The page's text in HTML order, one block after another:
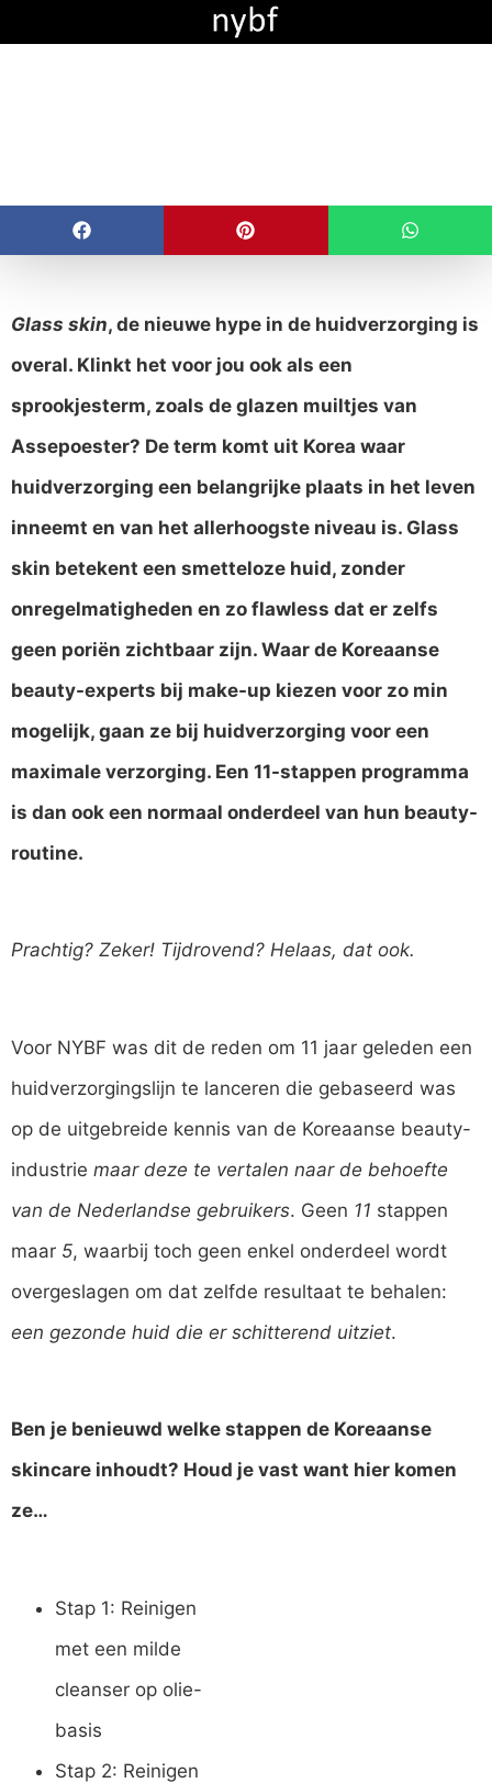
Glass skin, de nieuwe hype in de huidverzorging is
overal. Klinkt het voor jou ook als een
sprookjesterm, zoals de glazen muiltjes van
Assepoester? De term komt uit Korea waar
huidverzorging een belangrijke plaats in het leven
inneemt en van het allerhoogste niveau is. Glass
skin betekent een smetteloze huid, zonder
onregelmatigheden en zo flawless dat er zelfs
geen poriën zichtbaar zijn. Waar de Koreaanse
beauty-experts bij make-up kiezen voor zo min
mogelijk, gaan ze bij huidverzorging voor een
maximale verzorging. Een 11-stappen programma
is dan ook een normaal onderdeel van hun beauty-
routine.
Prachtig? Zeker! Tijdrovend? Helaas, dat ook.
Voor NYBF was dit de reden om 11 jaar geleden een
huidverzorgingslijn te lanceren die gebaseerd was
op de uitgebreide kennis van de Koreaanse beauty-
industrie maar deze te vertalen naar de behoefte
van de Nederlandse gebruikers. Geen 11 stappen
maar 5, waarbij toch geen enkel onderdeel wordt
overgeslagen om dat zelfde resultaat te behalen:
een gezonde huid die er schitterend uitziet.
Ben je benieuwd welke stappen de Koreaanse
skincare inhoudt? Houd je vast want hier komen
ze…
Stap 1: Reinigen
met een milde
cleanser op olie-
basis
Stap 2: Reinigen